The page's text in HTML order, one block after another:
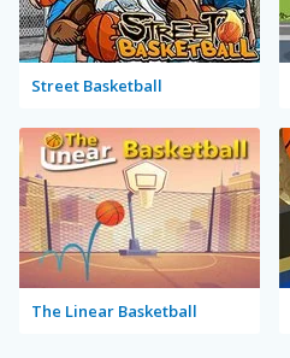
Street Basketball
The Linear Basketball